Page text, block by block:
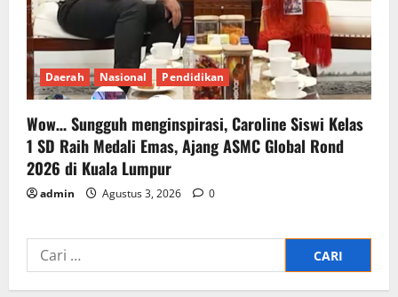
Daerah Nasional Pendidikan
Wow… Sungguh menginspirasi, Caroline Siswi Kelas
1 SD Raih Medali Emas, Ajang ASMC Global Rond
2026 di Kuala Lumpur
admin Agustus 3, 2026 0
Cari
untuk: